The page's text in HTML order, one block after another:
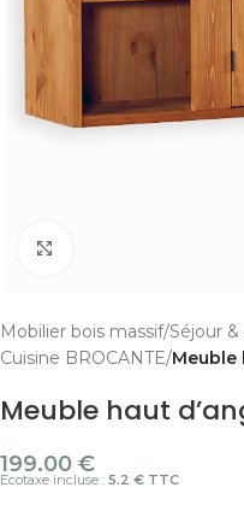
Mobilier bois massif Séjour
Cuisine BROCANTE Meuble
Meuble haut
199.00 €
Ecotaxe incluse : 5.2 € TTC